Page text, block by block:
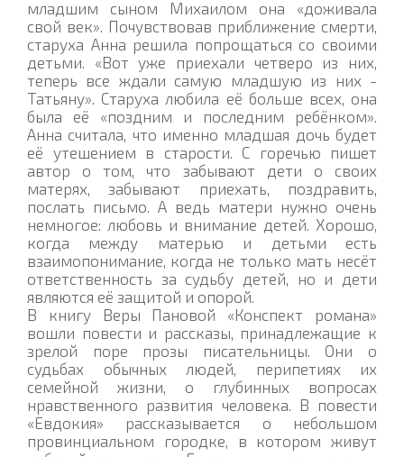
младшим сыном Михаилом она «доживала
свой век». Почувствовав приближение смерти,
старуха Анна решила попрощаться со своими
детьми. «Вот уже приехали четверо из них,
теперь все ждали самую младшую из них -
Татьяну». Старуха любила её больше всех, она
была её «поздним и последним ребёнком».
Анна считала, что именно младшая дочь будет
её утешением в старости. С горечью пишет
автор о том, что забывают дети о своих
матерях, забывают приехать, поздравить,
послать письмо. А ведь матери нужно очень
немногое: любовь и внимание детей. Хорошо,
когда между матерью и детьми есть
взаимопонимание, когда не только мать несёт
ответственность за судьбу детей, но и дети
являются её защитой и опорой.
В книгу Веры Пановой «Конспект романа»
вошли повести и рассказы, принадлежащие к
зрелой поре прозы писательницы. Они о
судьбах обычных людей, перипетиях их
семейной жизни, о глубинных вопросах
нравственного развития человека. В повести
«Евдокия» рассказывается о небольшом
провинциальном городке, в котором живут